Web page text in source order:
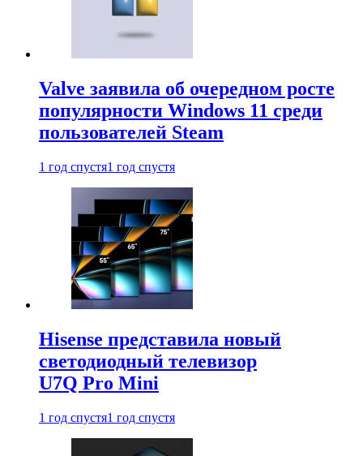
Valve заявила об очередном росте
популярности Windows 11 среди
пользователей Steam
1 год спустя1 год спустя
Hisense представила новый
светодиодный телевизор
U7Q Pro Mini
1 год спустя1 год спустя